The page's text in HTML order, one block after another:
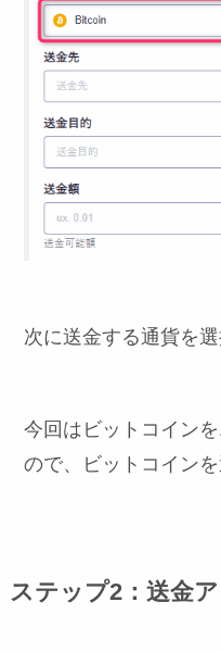
次に送金する通貨を選
今回はビットコイン
ので、ビットコインを
ステップ2：送金